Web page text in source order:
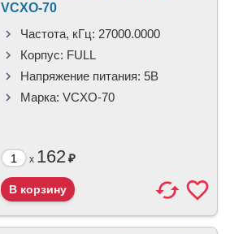
VCXO-70
Частота, кГц: 27000.0000
Корпус: FULL
Напряжение питания: 5В
Марка: VCXO-70
x 162₽